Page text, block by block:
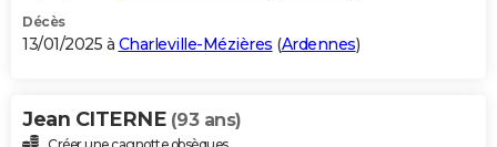
Décès
13/01/2025 à Charleville-Mézières (Ardennes)
Jean CITERNE (93 ans)